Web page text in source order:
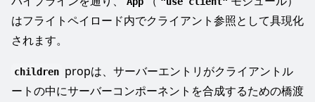
はフライトペイロード内でクライアント参照として具現化
されます。
children propは、サーバーエントリがクライアントル
ートの中にサーバーコンポーネントを合成するための橋渡